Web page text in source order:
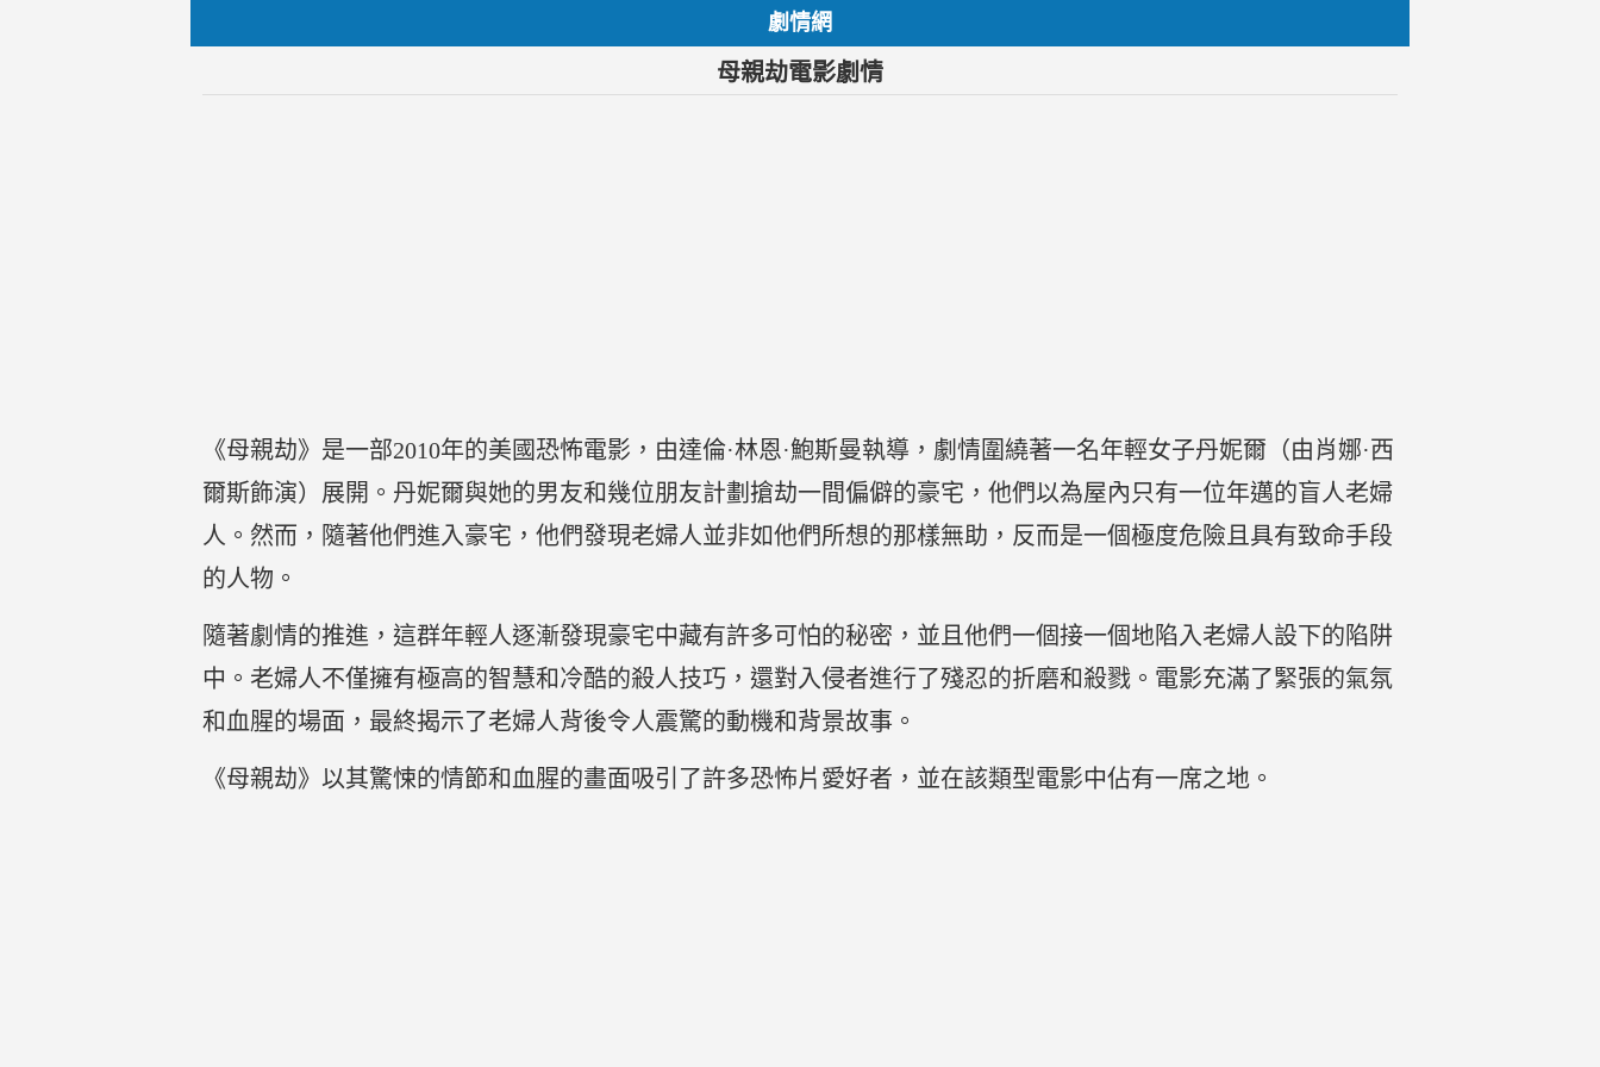
劇情網
母親劫電影劇情
《母親劫》是一部2010年的美國恐怖電影，由達倫·林恩·鮑斯曼執導，劇情圍繞著一名年輕女子丹妮爾（由肖娜·西
爾斯飾演）展開。丹妮爾與她的男友和幾位朋友計劃搶劫一間偏僻的豪宅，他們以為屋內只有一位年邁的盲人老婦
人。然而，隨著他們進入豪宅，他們發現老婦人並非如他們所想的那樣無助，反而是一個極度危險且具有致命手段
的人物。
隨著劇情的推進，這群年輕人逐漸發現豪宅中藏有許多可怕的秘密，並且他們一個接一個地陷入老婦人設下的陷阱
中。老婦人不僅擁有極高的智慧和冷酷的殺人技巧，還對入侵者進行了殘忍的折磨和殺戮。電影充滿了緊張的氣氛
和血腥的場面，最終揭示了老婦人背後令人震驚的動機和背景故事。
《母親劫》以其驚悚的情節和血腥的畫面吸引了許多恐怖片愛好者，並在該類型電影中佔有一席之地。